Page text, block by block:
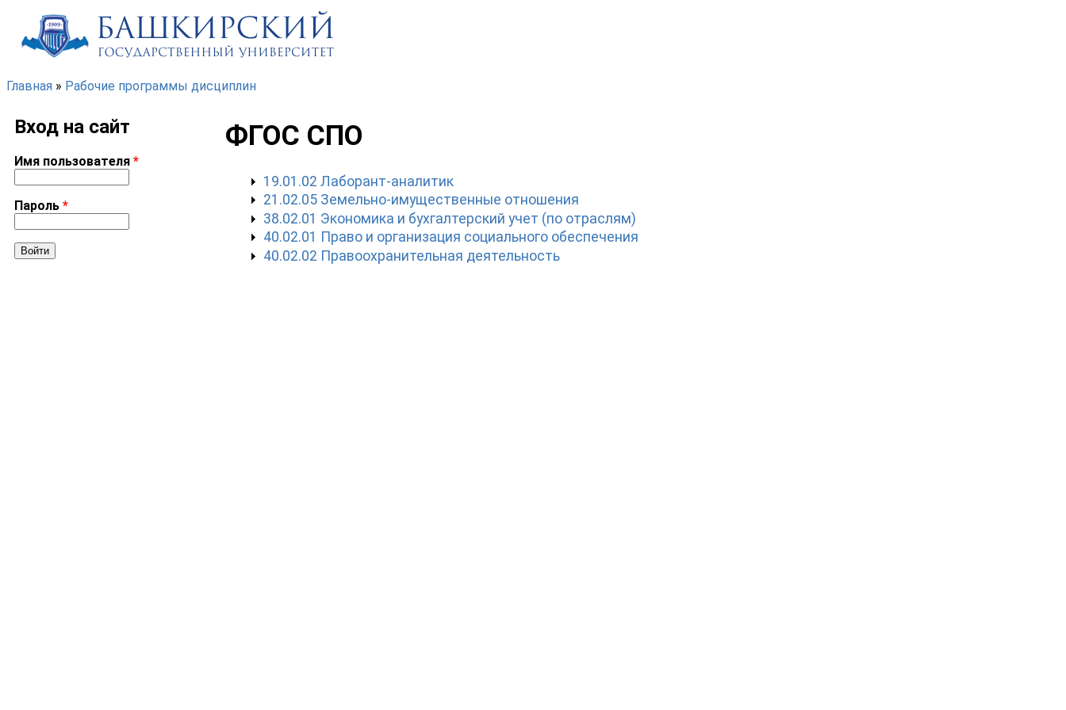
Перейти к основному содержанию
Главная » Рабочие программы дисциплин
ФГОС СПО
19.01.02 Лаборант-аналитик
21.02.05 Земельно-имущественные отношения
38.02.01 Экономика и бухгалтерский учет (по отраслям)
40.02.01 Право и организация социального обеспечения
40.02.02 Правоохранительная деятельность
Вход на сайт
Имя пользователя *
Пароль *